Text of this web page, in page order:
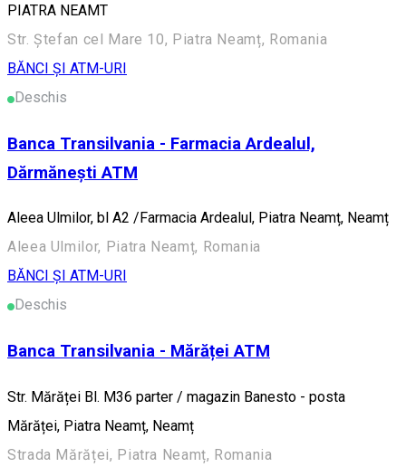
PIATRA NEAMT
Str. Ștefan cel Mare 10, Piatra Neamț, Romania
BĂNCI ȘI ATM-URI
Deschis
Banca Transilvania - Farmacia Ardealul,
Dărmănești ATM
Aleea Ulmilor, bl A2 /Farmacia Ardealul, Piatra Neamț, Neamț
Aleea Ulmilor, Piatra Neamț, Romania
BĂNCI ȘI ATM-URI
Deschis
Banca Transilvania - Mărăței ATM
Str. Mărăței Bl. M36 parter / magazin Banesto - posta
Mărăței, Piatra Neamț, Neamț
Strada Mărăței, Piatra Neamț, Romania